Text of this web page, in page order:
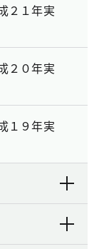
２１年実
２０年実
１９年実